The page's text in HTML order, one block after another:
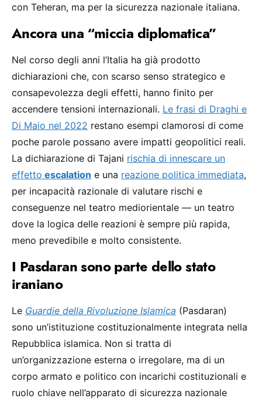
con Teheran, ma per la sicurezza nazionale italiana.
Ancora una “miccia diplomatica”
Nel corso degli anni l’Italia ha già prodotto
dichiarazioni che, con scarso senso strategico e
consapevolezza degli effetti, hanno finito per
accendere tensioni internazionali. Le frasi di Draghi e
Di Maio nel 2022 restano esempi clamorosi di come
poche parole possano avere impatti geopolitici reali.
La dichiarazione di Tajani rischia di innescare un
effetto escalation e una reazione politica immediata,
per incapacità razionale di valutare rischi e
conseguenze nel teatro mediorientale — un teatro
dove la logica delle reazioni è sempre più rapida,
meno prevedibile e molto consistente.
I Pasdaran sono parte dello stato
iraniano
Le Guardie della Rivoluzione Islamica (Pasdaran)
sono un’istituzione costituzionalmente integrata nella
Repubblica islamica. Non si tratta di
un’organizzazione esterna o irregolare, ma di un
corpo armato e politico con incarichi costituzionali e
ruolo chiave nell’apparato di sicurezza nazionale